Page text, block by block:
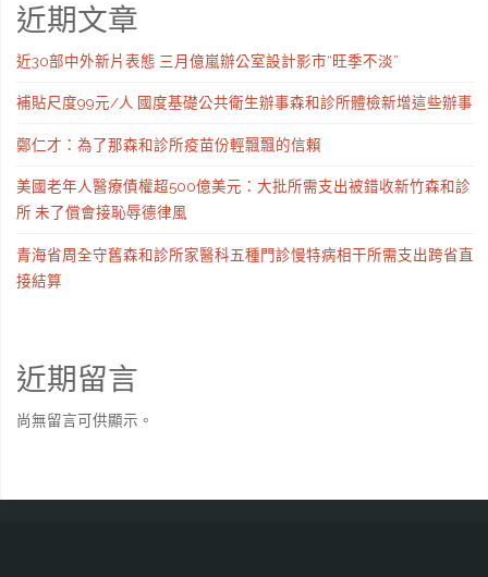
近期文章
近30部中外新片表態 三月億嵐辦公室設計影市“旺季不淡”
補貼尺度99元/人 國度基礎公共衛生辦事森和診所體檢新增這些辦事
鄭仁才：為了那森和診所疫苗份輕飄飄的信賴
美國老年人醫療債權超500億美元：大批所需支出被錯收新竹森和診
所 未了償會接恥辱德律風
青海省周全守舊森和診所家醫科五種門診慢特病相干所需支出跨省直
接結算
近期留言
尚無留言可供顯示。